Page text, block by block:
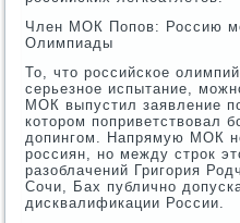
Член МОК Попов: Россию
Олимпиады
То, что российское
серьезное испытание,
МОК выпустил заявление
котором поприветствовал
допингом. Напрямую МОК
россиян, но между строк
разоблачений Григория
Сочи, Бах публично
дисквалификации России.